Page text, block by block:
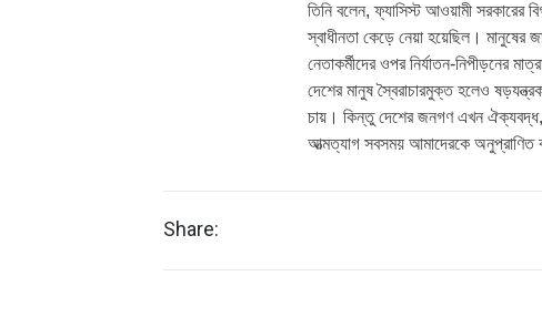
তিনি বলেন, ফ্যাসিস্ট আওয়ামী সরকারের
স্বাধীনতা কেড়ে নেয়া হয়েছিল। মানুষের
নেতাকর্মীদের ওপর নির্যাতন-নিপীড়নের
দেশের মানুষ স্বৈরাচারমুক্ত হলেও
চায়। কিন্তু দেশের জনগণ এখন ঐক্যবদ্ধ,
আত্মত্যাগ সবসময় আমাদেরকে অনুপ্রাণিত
Share: